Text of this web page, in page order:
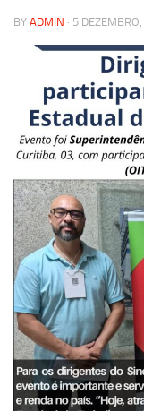
BY ADMIN · 5